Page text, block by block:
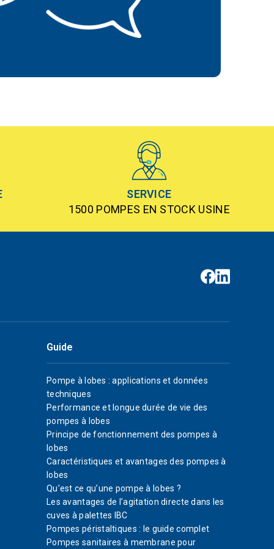
SERVICE
1500 POMPES EN STOCK USINE
Guide
Pompe à lobes : applications et données
techniques
Performance et longue durée de vie des
pompes à lobes
Principe de fonctionnement des pompes à
lobes
Caractéristiques et avantages des pompes à
lobes
Qu’est ce qu’une pompe à lobes ?
Les avantages de l’agitation directe dans les
cuves à palettes IBC
Pompes péristaltiques : le guide complet
Pompes sanitaires à membrane pour